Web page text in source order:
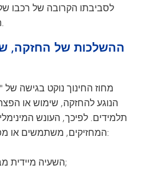
לסביבתו הקרובה של רכבו
הפרה של מדיניות זו.
מחוז החינוך נוקט בגישה
הנוגע להחזקה, שימוש או
תלמידים. לפיכך, העונש
המחזיקים, משתמשים או מפיצים כלי נשק יכלול:
השעיה מיידית מבית הספר;